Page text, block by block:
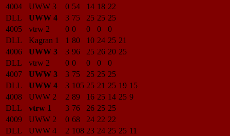
4004
UWW 3 0 54 14 18 22
DLL
UWW 4 3 75 25 25 25
4005
vtrw 2 0 0 0 0
0
DLL
Kagran 1 1 80 10 24 25 21
4006
UWW 3 3 96 25 26 20 25
DLL
vtrw 2 0 0 0 0
0
4007
UWW 3 3 75 25 25 25
DLL
UWW 4 3 105 25 21 25 19 15
4008
UWW 2 2 89 16 25 14 25 9
DLL
vtrw 1 3 76 26 25 25
4009
UWW 2 0 68 24 22 22
DLL
UWW 4 2 108 23 24 25 25 11